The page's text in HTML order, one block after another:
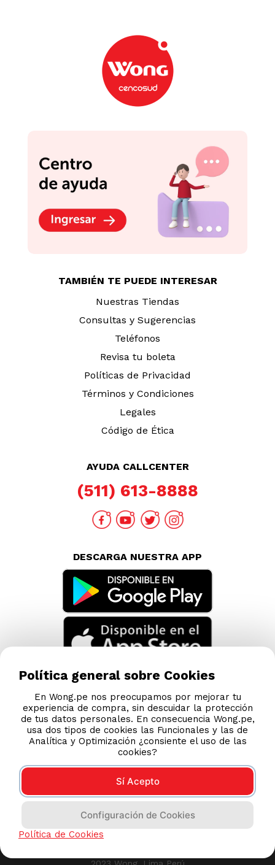
Limpia Parabrisas
Vistony 1L
7.50
Aceite Top Gan Multiuso
.70
TAMBIÉN TE PUEDE INTERESAR
Revisa tu boleta
Políticas de Privacidad
Legales
Código de Ética
AYUDA CALLCENTER
(511) 613-8888
DESCARGA NUESTRA APP
Esta tienda usa Niubiz para realizar transacciones
Política general sobre Cookies
En Wong.pe nos preocupamos por mejorar tu
experiencia de compra, sin descuidar la protección
de tus datos personales. En consecuencia Wong.pe,
usa dos tipos de cookies las Funcionales y las de
Analítica y Optimización ¿consiente el uso de las
cookies?
Sí Acepto
Configuración de Cookies
Política de Cookies